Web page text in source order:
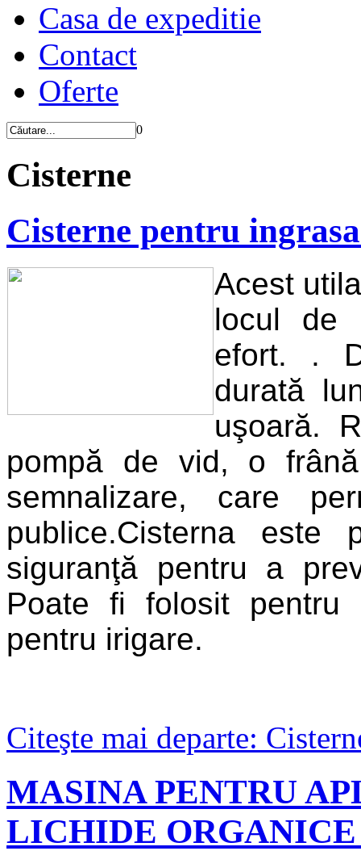
Casa de expeditie
Contact
Oferte
0
Cisterne
Cisterne pentru
Acest
locul de
efort. .
durată
uşoară.
pompă de vid, o
semnalizare, care
publice.Cisterna
siguranţă pentru a
Poate fi folosit
pentru irigare.
Citeşte mai departe:
MASINA PENTRU
LICHIDE ORGANICE